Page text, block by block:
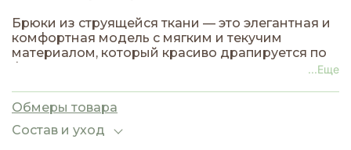
Брюки из струящейся ткани — это элегантная и
комфортная модель с мягким и текучим
материалом, который красиво драпируется по
фигуре и изящно движется при каждом шаге.
изысканность и актуальность в тренде.
...Еще
Обмеры товара
Состав и уход